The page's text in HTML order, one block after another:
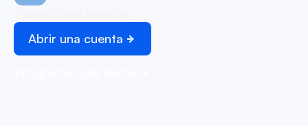
Abrir una cuenta